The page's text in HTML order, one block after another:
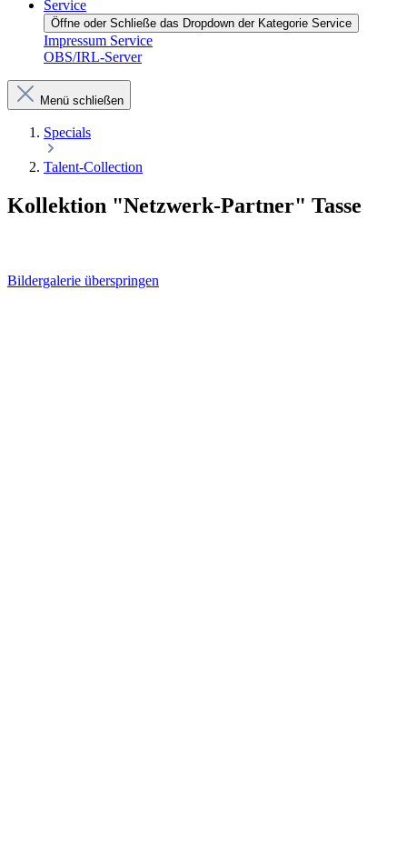
Service
Öffne oder Schließe das Dropdown der Kategorie Service
Impressum Service
OBS/IRL-Server
Menü schließen
Specials
Talent-Collection
Kollektion "Netzwerk-Partner" Tasse
Bildergalerie überspringen